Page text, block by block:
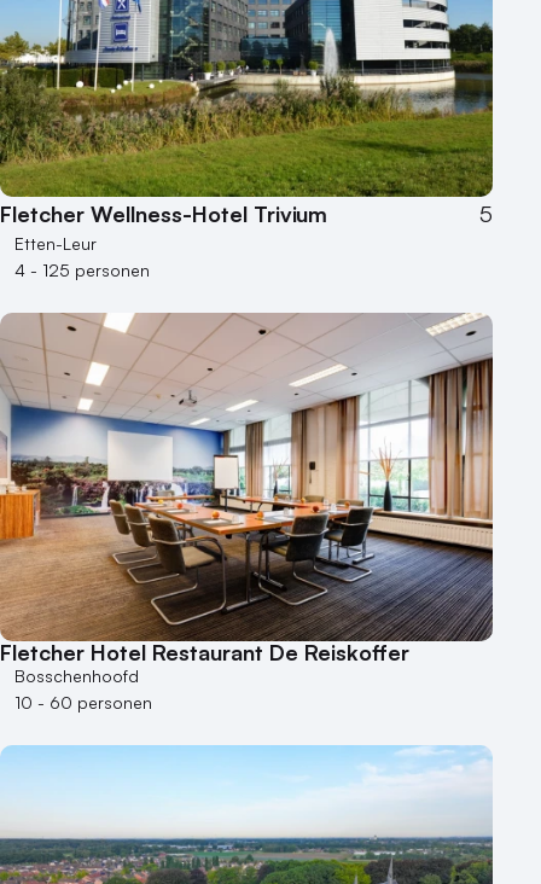
250 - 500 personen
500+ personen
Bijzondere locaties
Buitenlocatie
Duurzame locatie
Groene locatie
Heisessie
Hotel
Hybride events
Industriële locatie
Kasteel en landgoed
Kleine / intieme locatie
Locaties aan zee
Museum
Theater
Varende locatie
Fletcher Wellness-Hotel Trivium 5
Etten-Leur
4 - 125 personen
Fletcher Hotel Restaurant De Reiskoffer
Bosschenhoofd
10 - 60 personen